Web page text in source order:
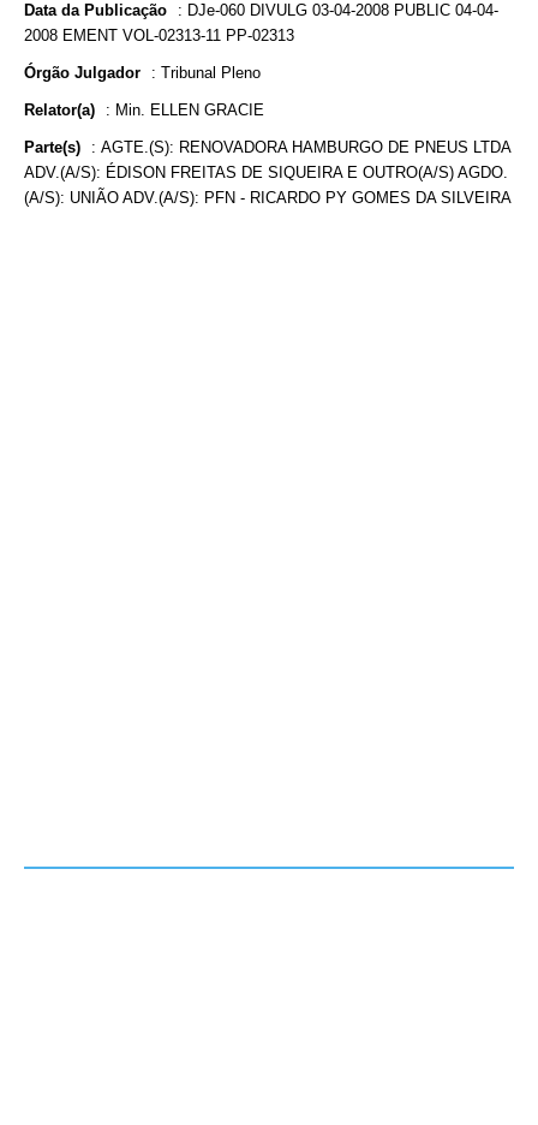
Data da Publicação : DJe-060 DIVULG 03-04-2008 PUBLIC 04-04-
2008 EMENT VOL-02313-11 PP-02313
Órgão Julgador : Tribunal Pleno
Relator(a) : Min. ELLEN GRACIE
Parte(s) : AGTE.(S): RENOVADORA HAMBURGO DE PNEUS LTDA
ADV.(A/S): ÉDISON FREITAS DE SIQUEIRA E OUTRO(A/S) AGDO.
(A/S): UNIÃO ADV.(A/S): PFN - RICARDO PY GOMES DA SILVEIRA